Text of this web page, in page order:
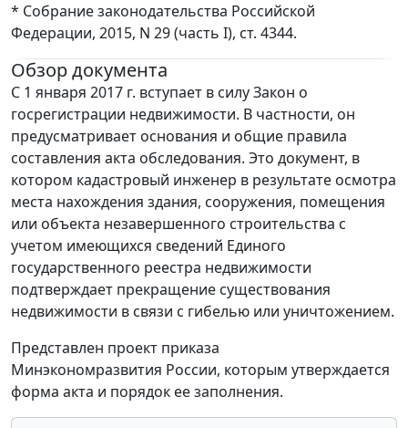
* Собрание законодательства Российской
Федерации, 2015, N 29 (часть I), ст. 4344.
Обзор документа
С 1 января 2017 г. вступает в силу Закон о
госрегистрации недвижимости. В частности, он
предусматривает основания и общие правила
составления акта обследования. Это документ, в
котором кадастровый инженер в результате осмотра
места нахождения здания, сооружения, помещения
или объекта незавершенного строительства с
учетом имеющихся сведений Единого
государственного реестра недвижимости
подтверждает прекращение существования
недвижимости в связи с гибелью или уничтожением.
Представлен проект приказа
Минэкономразвития России, которым утверждается
форма акта и порядок ее заполнения.